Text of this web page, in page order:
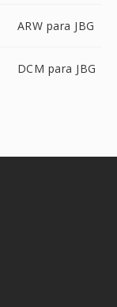
ARW para JBG
DCM para JBG